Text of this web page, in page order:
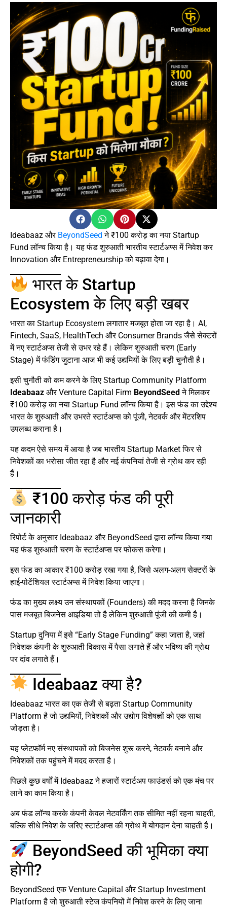
Ideabaaz और BeyondSeed ने ₹100 करोड़ का नया Startup
Fund लॉन्च किया है। यह फंड शुरुआती भारतीय स्टार्टअप्स में निवेश कर
Innovation और Entrepreneurship को बढ़ावा देगा।
भारत के Startup
Ecosystem के लिए बड़ी खबर
भारत का Startup Ecosystem लगातार मजबूत होता जा रहा है। AI,
Fintech, SaaS, HealthTech और Consumer Brands जैसे सेक्टरों
में नए स्टार्टअप्स तेजी से उभर रहे हैं। लेकिन शुरुआती चरण (Early
Stage) में फंडिंग जुटाना आज भी कई उद्यमियों के लिए बड़ी चुनौती है।
इसी चुनौती को कम करने के लिए Startup Community Platform
Ideabaaz और Venture Capital Firm BeyondSeedने मिलकर
₹100 करोड़ का नया Startup Fund लॉन्च किया है। इस फंड का उद्देश्य
भारत के शुरुआती और उभरते स्टार्टअप्स को पूंजी, नेटवर्क और मेंटरशिप
उपलब्ध कराना है।
यह कदम ऐसे समय में आया है जब भारतीय Startup Market फिर से
निवेशकों का भरोसा जीत रहा है और नई कंपनियां तेजी से ग्रोथ कर रही
हैं।
₹100 करोड़ फंड की पूरी
जानकारी
रिपोर्ट के अनुसार Ideabaaz और BeyondSeed द्वारा लॉन्च किया गया
यह फंड शुरुआती चरण के स्टार्टअप्स पर फोकस करेगा।
इस फंड का आकार ₹100 करोड़ रखा गया है, जिसे अलग-अलग सेक्टरों के
हाई-पोटेंशियल स्टार्टअप्स में निवेश किया जाएगा।
फंड का मुख्य लक्ष्य उन संस्थापकों (Founders) की मदद करना है जिनके
पास मजबूत बिजनेस आइडिया तो है लेकिन शुरुआती पूंजी की कमी है।
Startup दुनिया में इसे “Early Stage Funding” कहा जाता है, जहां
निवेशक कंपनी के शुरुआती विकास में पैसा लगाते हैं और भविष्य की ग्रोथ
पर दांव लगाते हैं।
Ideabaaz क्या है?
Ideabaaz भारत का एक तेजी से बढ़ता Startup Community
Platform है जो उद्यमियों, निवेशकों और उद्योग विशेषज्ञों को एक साथ
जोड़ता है।
यह प्लेटफॉर्म नए संस्थापकों को बिजनेस शुरू करने, नेटवर्क बनाने और
निवेशकों तक पहुंचने में मदद करता है।
पिछले कुछ वर्षों में Ideabaaz ने हजारों स्टार्टअप फाउंडर्स को एक मंच पर
लाने का काम किया है।
अब फंड लॉन्च करके कंपनी केवल नेटवर्किंग तक सीमित नहीं रहना चाहती,
बल्कि सीधे निवेश के जरिए स्टार्टअप्स की ग्रोथ में योगदान देना चाहती है।
BeyondSeed की भूमिका क्या
होगी?
BeyondSeed एक Venture Capital और Startup Investment
Platform है जो शुरुआती स्टेज कंपनियों में निवेश करने के लिए जाना